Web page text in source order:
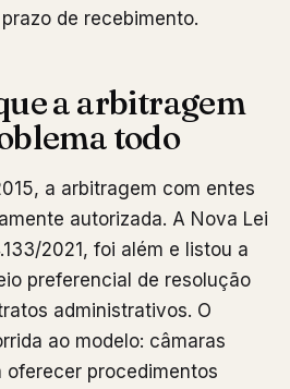
de recebimento.
a arbitragem
todo
a arbitragem com entes
autorizada. A Nova Lei
2021, foi além e listou a
preferencial de resolução
administrativos. O
ao modelo: câmaras
oferecer procedimentos